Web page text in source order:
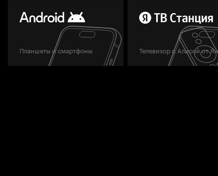
Планшеты и смартфоны Телевизор с Алисой от